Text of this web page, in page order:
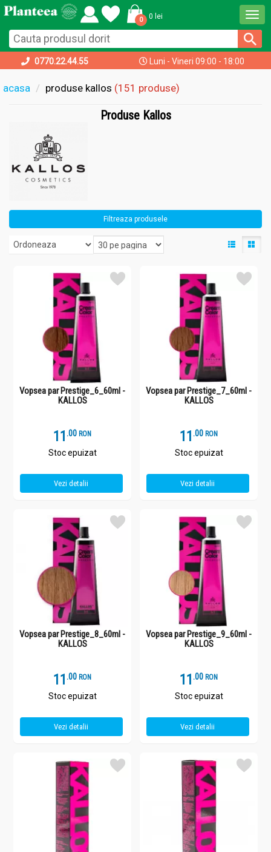
0 0 lei
0770.22.44.55 Luni - Vineri 09:00 - 18:00
acasa produse kallos (151 produse)
Produse Kallos
Filtreaza produsele
Vopsea par Prestige_6_60ml -
KALLOS
11 .0 RON
Stoc epuizat
Vezi detalii
Vopsea par Prestige_7_60ml -
KALLOS
11 .0 RON
Stoc epuizat
Vezi detalii
Vopsea par Prestige_8_60ml -
KALLOS
11 .0 RON
Stoc epuizat
Vezi detalii
Vopsea par Prestige_9_60ml -
KALLOS
11 .0 RON
Stoc epuizat
Vezi detalii